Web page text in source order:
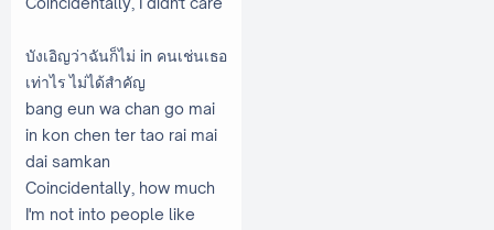
บังเอิญว่าฉันก็ไม่ in คนเช่นเธอ
เท่าไร ไม่ได้สำคัญ
bang eun wa chan go mai
in kon chen ter tao rai mai
dai samkan
Coincidentally, how much
I'm not into people like